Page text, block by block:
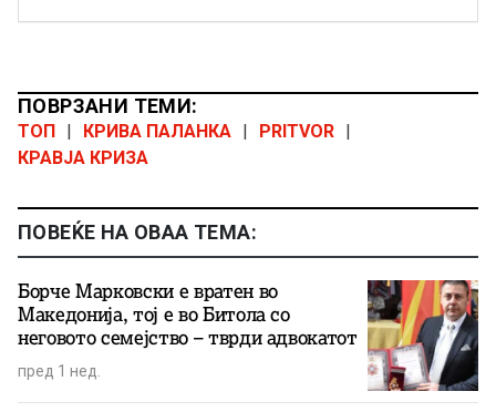
ПОВРЗАНИ ТЕМИ:
ТОП КРИВА ПАЛАНКА PRITVOR
КРАВЈА КРИЗА
ПОВЕЌЕ НА ОВАА ТЕМА:
Борче Марковски е вратен во
Македонија, тој е во Битола со
неговото семејство – тврди адвокатот
пред 1 нед.